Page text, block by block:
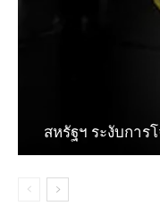
สหรัฐฯ ระงับกา